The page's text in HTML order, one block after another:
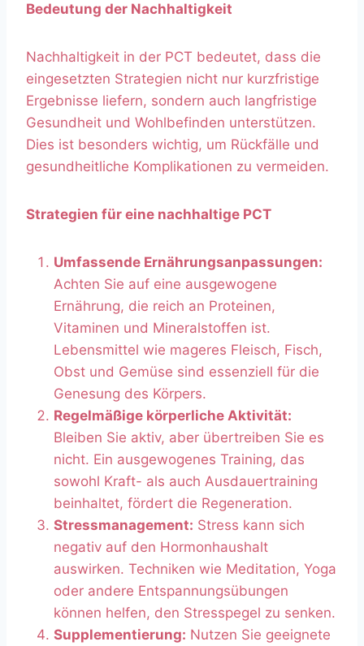
Bedeutung der Nachhaltigkeit
Nachhaltigkeit in der PCT bedeutet, dass die
eingesetzten Strategien nicht nur kurzfristige
Ergebnisse liefern, sondern auch langfristige
Gesundheit und Wohlbefinden unterstützen.
Dies ist besonders wichtig, um Rückfälle und
gesundheitliche Komplikationen zu vermeiden.
Strategien für eine nachhaltige PCT
Umfassende Ernährungsanpassungen:
Achten Sie auf eine ausgewogene
Ernährung, die reich an Proteinen,
Vitaminen und Mineralstoffen ist.
Lebensmittel wie mageres Fleisch, Fisch,
Obst und Gemüse sind essenziell für die
Genesung des Körpers.
Regelmäßige körperliche Aktivität:
Bleiben Sie aktiv, aber übertreiben Sie es
nicht. Ein ausgewogenes Training, das
sowohl Kraft- als auch Ausdauertraining
beinhaltet, fördert die Regeneration.
Stressmanagement: Stress kann sich
negativ auf den Hormonhaushalt
auswirken. Techniken wie Meditation, Yoga
oder andere Entspannungsübungen
können helfen, den Stresspegel zu senken.
Supplementierung: Nutzen Sie geeignete